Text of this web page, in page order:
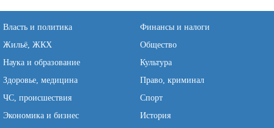
Власть и политика
Финансы и налоги
Жильё, ЖКХ
Общество
Наука и образование
Культура
Здоровье, медицина
Право, криминал
ЧС, происшествия
Спорт
Экономика и бизнес
История